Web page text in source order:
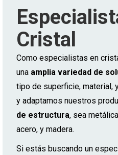
Cristal
Como especialistas en
una amplia variedad de
tipo de superficie, material,
y adaptamos nuestros
de estructura, sea
acero, y madera.
Si estás buscando un